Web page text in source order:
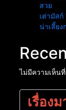
สวย
เต่ามัสก์
น่าเลี้ยง
ไม่มีความเห็น
เรื่อง